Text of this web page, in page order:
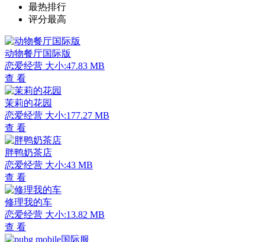
最热排行
评分最高
动物餐厅国际版
恋爱经营 大小:47.83 MB
查 看
茉莉的花园
恋爱经营 大小:177.27 MB
查 看
胖鸭奶茶店
恋爱经营 大小:43 MB
查 看
修理我的车
恋爱经营 大小:13.82 MB
查 看